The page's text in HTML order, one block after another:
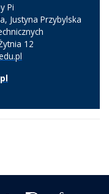
Pi
Justyna Przybylska
12